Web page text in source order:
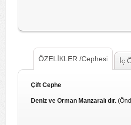
ÖZELİKLER /Cephesi İç
Çift Cephe
Deniz ve Orman Manzaralı dır.